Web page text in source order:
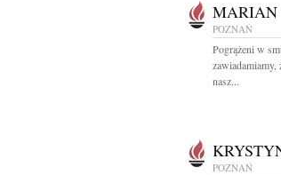
POZNAŃ
Pogrążeni w
zawiadamiamy,
nasz...
POZNAŃ